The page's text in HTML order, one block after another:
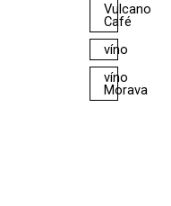
Vulcano
Café
víno
víno
Morava